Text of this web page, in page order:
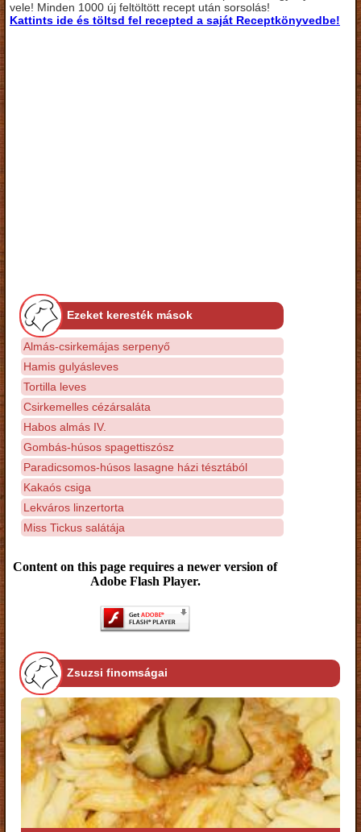
vele! Minden 1000 új feltöltött recept után sorsolás!
Kattints ide és töltsd fel recepted a saját Receptkönyvedbe!
Ezeket keresték mások
Almás-csirkemájas serpenyő
Hamis gulyásleves
Tortilla leves
Csirkemelles cézársaláta
Habos almás IV.
Gombás-húsos spagettiszósz
Paradicsomos-húsos lasagne házi tésztából
Kakaós csiga
Lekváros linzertorta
Miss Tickus salátája
Content on this page requires a newer version of
Adobe Flash Player.
Zsuzsi finomságai